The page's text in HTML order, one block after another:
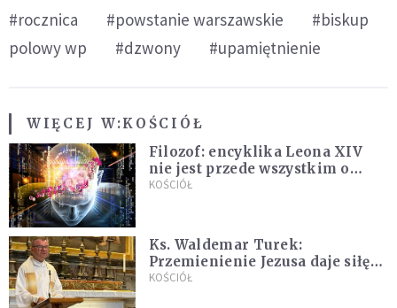
#rocznica #powstanie warszawskie
#biskup
polowy wp
#dzwony #upamiętnienie
WIĘCEJ W:KOŚCIÓŁ
Filozof: encyklika Leona XIV
nie jest przede wszystkim o
sztucznej inteligencji
KOŚCIÓŁ
Ks. Waldemar Turek:
Przemienienie Jezusa daje siłę
do pokonywania przeciwności
KOŚCIÓŁ